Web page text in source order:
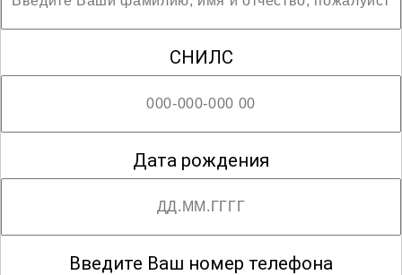
СНИЛС
Дата рождения
Введите Ваш номер телефона